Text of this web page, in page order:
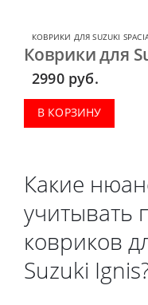
КОВРИКИ ДЛЯ SUZUKI
Коврики для
2990 руб.
В КОРЗИНУ
Какие
учитывать
ковриков
Suzuki